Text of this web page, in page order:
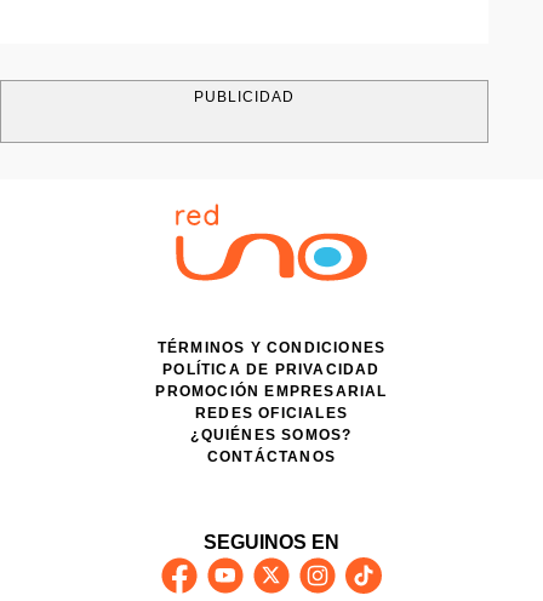
PUBLICIDAD
TÉRMINOS Y CONDICIONES
POLÍTICA DE PRIVACIDAD
PROMOCIÓN EMPRESARIAL
REDES OFICIALES
¿QUIÉNES SOMOS?
CONTÁCTANOS
SEGUINOS EN